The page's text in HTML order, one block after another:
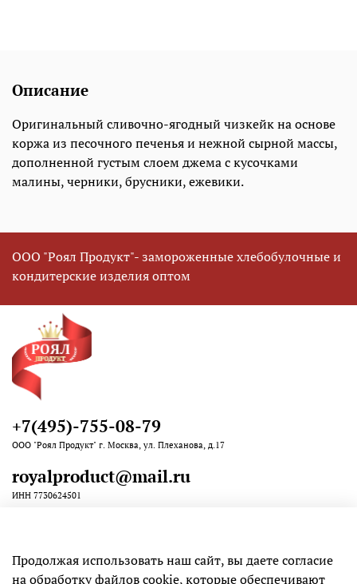
Описание
Оригинальный сливочно-ягодный чизкейк на основе
коржа из песочного печенья и нежной сырной массы,
дополненной густым слоем джема с кусочками
малины, черники, брусники, ежевики.
ООО "Роял Продукт"- замороженные хлебобулочные и
кондитерские изделия оптом
Клиенту
+7(495)-755-08-79
ООО "Роял Продукт" г. Москва, ул. Плеханова, д.17
royalproduct@mail.ru
ИНН 7730624501
Продолжая использовать наш сайт, вы даете согласие
на обработку файлов cookie, которые обеспечивают